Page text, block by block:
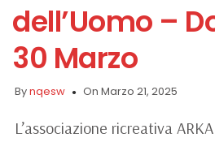
dell’Uomo –
30 Marzo
Bynqesw On Marzo 21, 2025
L’associazione ricreativa